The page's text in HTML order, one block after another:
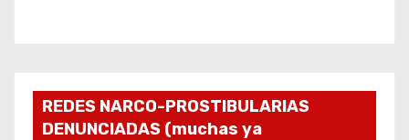
REDES NARCO-PROSTIBULARIAS
DENUNCIADAS (muchas ya